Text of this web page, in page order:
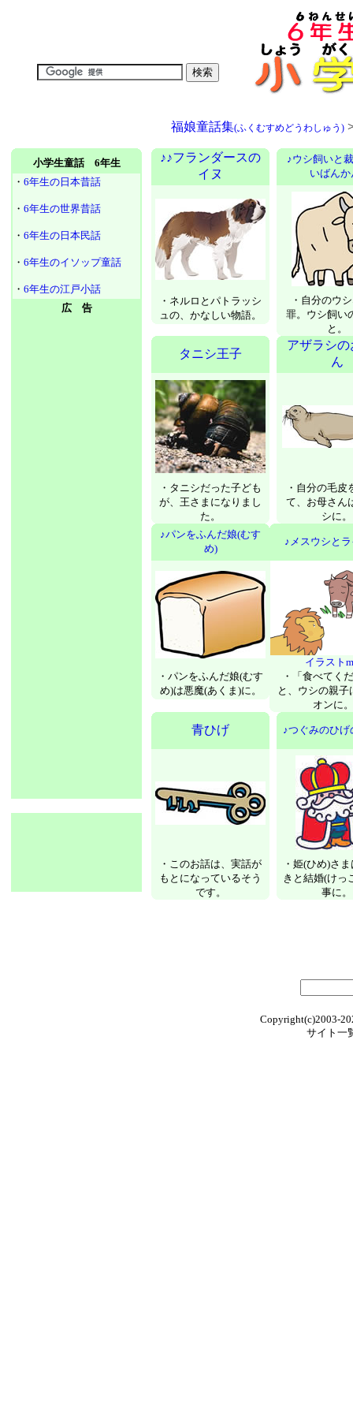
福娘童話集(ふくむすめどうわしゅう)
小学生童話 6年生
・ 6年生の日本昔話
・ 6年生の世界昔話
・ 6年生の日本民話
・ 6年生のイソップ童話
・ 6年生の江戸小話
広 告
♪♪フランダースの
イヌ
・ネルロとパトラッシ
ュの、かなしい物語。
♪ウシ飼いと
いばんか
・自分のウ
罪。ウシ飼い
と。
タニシ王子
・タニシだった子ども
が、王さまになりまし
た。
アザラシの
ん
・自分の毛皮
て、お母さん
シに。
♪パンをふんだ娘(むす
め)
・パンをふんだ娘(むす
め)は悪魔(あくま)に。
♪メスウシと
イラスト
・「食べてく
と、ウシの親子
オンに。
青ひげ
・このお話は、実話が
もとになっているそう
です。
♪つぐみのひげ
・姫(ひめ)さ
きと結婚(けっ
事に。
Copyright(c)2003-
サイト